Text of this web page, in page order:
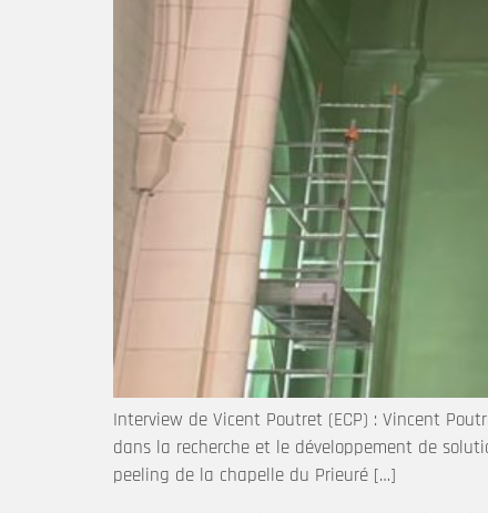
Interview de Vicent Poutret (ECP) : Vincent
dans la recherche et le développement de
peeling de la chapelle du Prieuré […]